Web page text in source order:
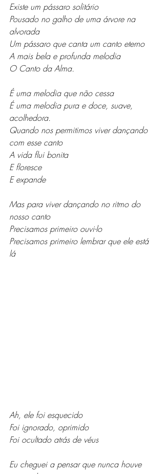
Existe um pássaro solitário
Pousado no galho de uma árvore na
alvorada
Um pássaro que canta um canto eterno
A mais bela e profunda melodia
O Canto da Alma.
É uma melodia que não cessa
É uma melodia pura e doce, suave,
acolhedora.
Quando nos permitimos viver dançando
com esse canto
A vida flui bonita
E floresce
E expande
Mas para viver dançando no ritmo do
nosso canto
Precisamos primeiro ouvi-lo
Precisamos primeiro lembrar que ele está
lá
Ah, ele foi esquecido
Foi ignorado, oprimido
Foi ocultado atrás de véus
Eu cheguei a pensar que nunca houve